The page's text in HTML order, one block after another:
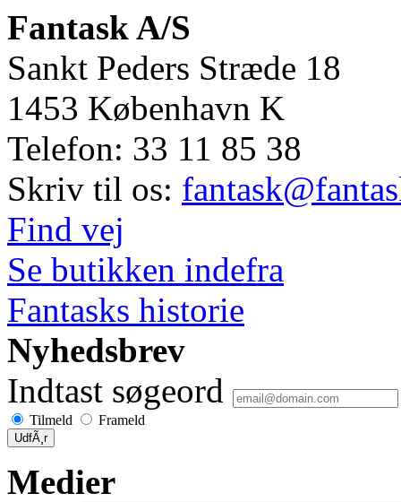
Fantask A/S
Sankt Peders Stræde 18
1453 København K
Telefon: 33 11 85 38
Skriv til os:
Find vej
Se butikken indefra
Fantasks historie
Nyhedsbrev
Indtast søgeord
Tilmeld Frameld
UdfÃ¸r
Medier